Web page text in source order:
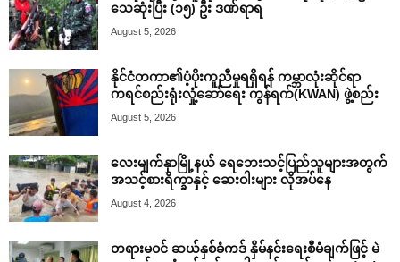
သေဆုံးပြီး (၁၅) ဦး ဒဏ်ရာရ
August 5, 2026
နိုင်ငံတကာ၏ပံ့ပိုးကူညီမှုရရှိရန် ကမ္ဘာလုံးဆိုင်ရာ
ကရင်စည်းရုံးလှုံ့ဆော်ရေး ကွန်ရက်(KWAN) ဖွဲ့စည်း
August 5, 2026
လေးမျက်နှာမြို့နယ် ရေဘေးသင့်ပြည်သူများအတွက်
အသင့်စားရိက္ခာနှင့် ဆေးဝါးများ လိုအပ်နေ
August 4, 2026
တရားမဝင် ဆယ်နှစ်ခံကဒ် နှိမ်နင်းရေးစီမံချက်ဖြင့် မဲ